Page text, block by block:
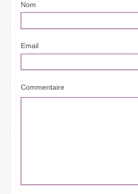
Nom
Email
Commentaire